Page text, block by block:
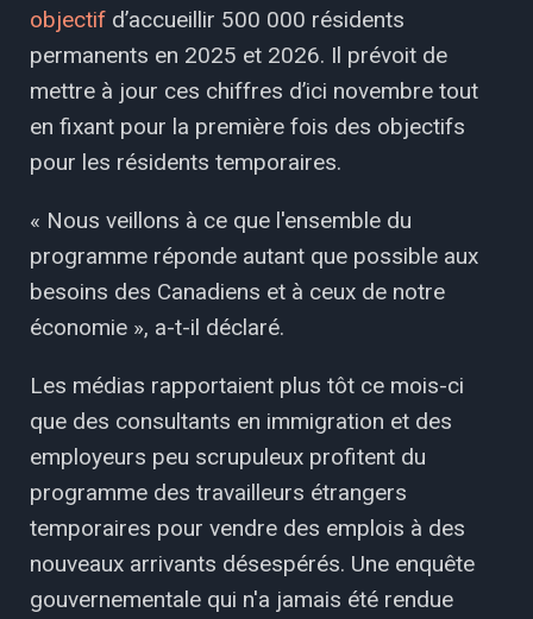
objectif d’accueillir 500 000 résidents
permanents en 2025 et 2026. Il prévoit de
mettre à jour ces chiffres d’ici novembre tout
en fixant pour la première fois des objectifs
pour les résidents temporaires.
« Nous veillons à ce que l'ensemble du
programme réponde autant que possible aux
besoins des Canadiens et à ceux de notre
économie », a-t-il déclaré.
Les médias rapportaient plus tôt ce mois-ci
que des consultants en immigration et des
employeurs peu scrupuleux profitent du
programme des travailleurs étrangers
temporaires pour vendre des emplois à des
nouveaux arrivants désespérés. Une enquête
gouvernementale qui n'a jamais été rendue